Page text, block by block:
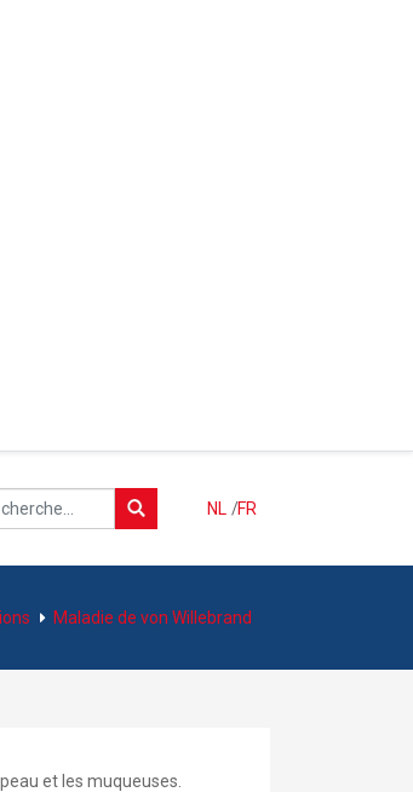
NL FR
/
Maladie de von Willebrand
et les muqueuses.